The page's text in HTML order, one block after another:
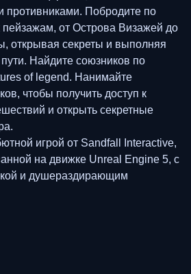
противниками. Побродите по
от Острова Визажей до
открывая секреты и выполняя
Найдите союзников по
of legend. Нанимайте
чтобы получить доступ к
и открыть секретные
игрой от Sandfall Interactive,
на движке Unreal Engine 5, с
и душераздирающим